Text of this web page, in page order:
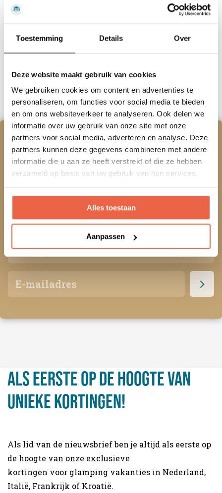
Toestemming Details Over
Deze website maakt gebruik van cookies
We gebruiken cookies om content en advertenties te
personaliseren, om functies voor social media te bieden
en om ons websiteverkeer te analyseren. Ook delen we
informatie over uw gebruik van onze site met onze
partners voor social media, adverteren en analyse. Deze
partners kunnen deze gegevens combineren met andere
informatie die u aan ze heeft verstrekt of die ze hebben
verzameld op basis van uw gebruik van hun services.
Alles toestaan
Aanpassen
verblijf en profiteer van deze unieke korting.
alleen bij directe boekingen via onze website
Boek nu jouw favoriete Lodge
Schrijf je nu in voor onze
nieuwsbrief!
Zo blijf jij op de hoogte van al onze nieuwtjes
en krijg je als eerste onze acties
doorgestuurd!
Als eerste op de hoogte van
unieke kortingen!
Als lid van de nieuwsbrief ben je altijd als eerste op
de hoogte van onze exclusieve
kortingen voor glamping vakanties in Nederland,
Italië, Frankrijk of Kroatië.